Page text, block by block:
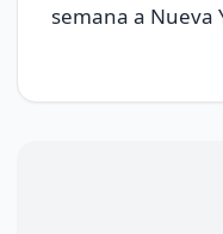
semana a Nueva